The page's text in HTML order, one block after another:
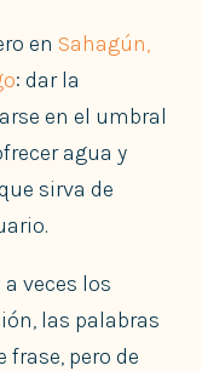
en Sahagún,
: dar la
en el umbral
agua y
sirva de
veces los
las palabras
pero de